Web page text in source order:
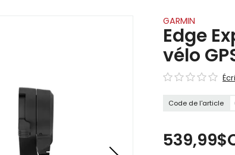
GARMIN
Edge
vélo
Code de l'article